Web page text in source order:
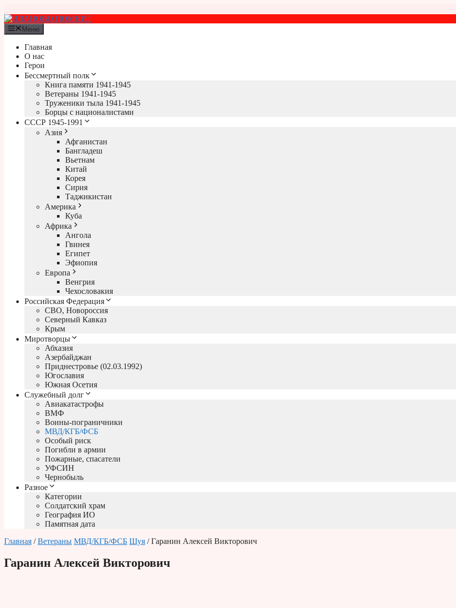
к
содержимому
Меню
Главная
О нас
Герои
Бессмертный полк
Книга памяти 1941-1945
Ветераны 1941-1945
Труженики тыла 1941-1945
Борцы с националистами
СССР 1945-1991
Азия
Афганистан
Бангладеш
Вьетнам
Китай
Корея
Сирия
Таджикистан
Америка
Куба
Африка
Ангола
Гвинея
Египет
Эфиопия
Европа
Венгрия
Чехословакия
Российская Федерация
СВО, Новороссия
Северный Кавказ
Крым
Миротворцы
Абхазия
Азербайджан
Приднестровье (02.03.1992)
Югославия
Южная Осетия
Служебный долг
Авиакатастрофы
ВМФ
Воины-пограничники
МВД/КГБ/ФСБ
Особый риск
Погибли в армии
Пожарные, спасатели
УФСИН
Чернобыль
Разное
Категории
Солдатский храм
География ИО
Памятная дата
Главная /Ветераны МВД/КГБ/ФСБ Шуя / Гаранин Алексей Викторович
Гаранин Алексей Викторович